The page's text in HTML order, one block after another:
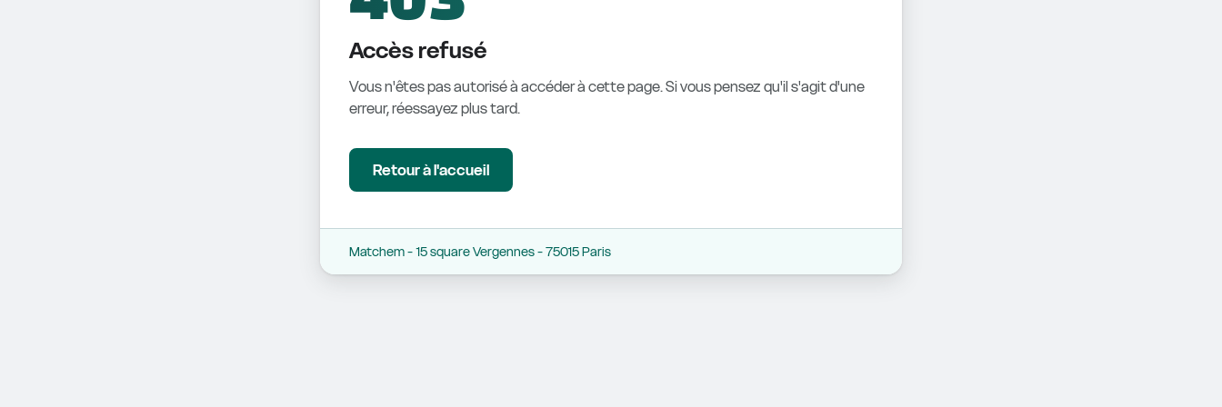
Accès refusé
Vous n'êtes pas autorisé à accéder à cette page. Si vous pensez qu'il s'agit d'une
erreur, réessayez plus tard.
Retour à l'accueil
Matchem - 15 square Vergennes - 75015 Paris